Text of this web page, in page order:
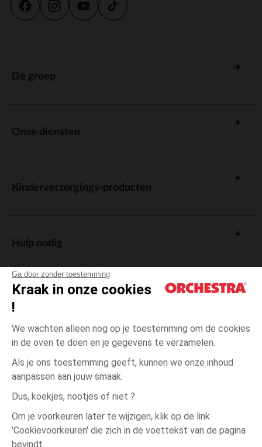
Ga door zonder toestemming
Kraak in onze cookies
!
We wachten alleen nog op je toestemming om de cookies
in de oven te doen en je gegevens te verzamelen.
Als je ons toestemming geeft, kunnen we onze inhoud
aanpassen aan jouw smaak.
Dus, koekjes, nootjes of niet ?
Om je voorkeuren later te wijzigen, klik op de link
'Cookievoorkeuren' die zich in de voettekst van de pagina
bevindt.
Roze Roze
23-
De groep
Onze diensten
Kinderverzorgings-producten
Hulp nodig
Algemene verkoopsvoorwaarden
Wettelijke bepalingen
Persoonsgegevens